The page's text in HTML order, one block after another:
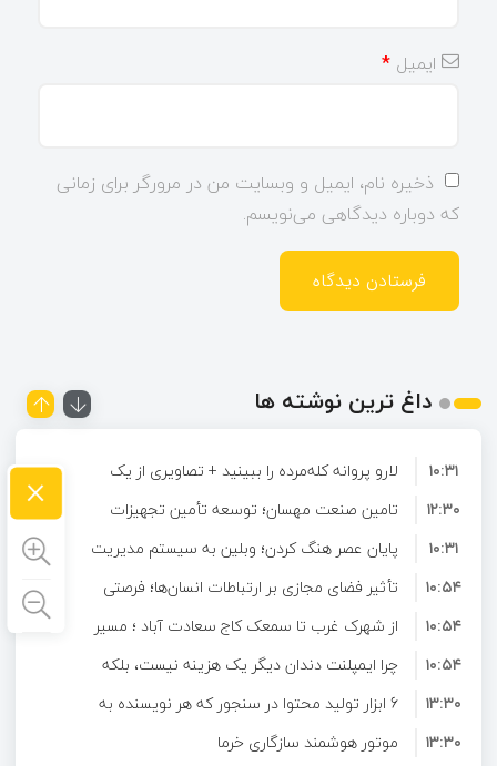
ایمیل *
ذخیره نام، ایمیل و وبسایت من در مرورگر برای زمانی
که دوباره دیدگاهی می‌نویسم.
داغ ترین نوشته ها
لارو پروانه کله‌مرده را ببینید + تصاویری از یک
حشره عجیب
۱۰:۳۱
تامین صنعت مهسان؛ توسعه تأمین تجهیزات
صنعتی و ارائه راهکارهای تخصصی برای صنایع
۱۲:۳۰
پایان عصر هنگ کردن؛ وبلین به سیستم مدیریت
محتوای حرفه ای ارتقا پیدا کرد!
۱۰:۳۱
تأثیر فضای مجازی بر ارتباطات انسان‌ها؛ فرصتی
برای تعامل و آشنایی در دنیای دیجیتال
۱۰:۵۴
از شهرک غرب تا سمعک کاج سعادت آباد ؛ مسیر
شنیدن دوباره در غرب تهران
۱۰:۵۴
چرا ایمپلنت دندان دیگر یک هزینه نیست، بلکه
یک سرمایه‌گذاری بلندمدت برای سلامتی است؟
۱۰:۵۴
6 ابزار تولید محتوا در سنجور که هر نویسنده به
آن‌ها نیاز دارد
۱۳:۳۰
موتور هوشمند سازگاری خرما
۱۳:۳۰
×